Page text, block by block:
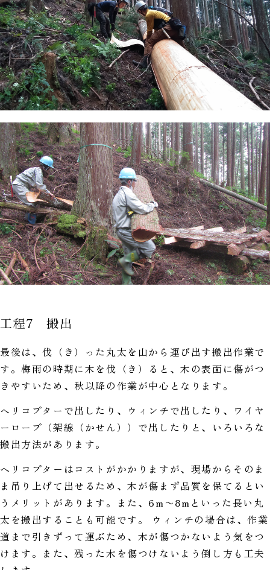
工程7 搬出
最後は、伐（き）った丸太を山から運び出す搬出作業で
す。梅雨の時期に木を伐（き）ると、木の表面に傷がつ
きやすいため、秋以降の作業が中心となります。
ヘリコプターで出したり、ウィンチで出したり、ワイヤ
ーロープ（架線（かせん））で出したりと、いろいろな
搬出方法があります。
ヘリコプターはコストがかかりますが、現場からそのま
ま吊り上げて出せるため、木が傷まず品質を保てるとい
うメリットがあります。また、6m〜8mといった長い丸
太を搬出することも可能です。 ウィンチの場合は、作業
道まで引きずって運ぶため、木が傷つかないよう気をつ
けます。また、残った木を傷つけないよう倒し方も工夫